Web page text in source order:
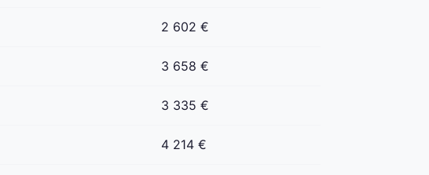
2 602 €
3 658 €
3 335 €
4 214 €